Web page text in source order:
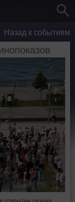
Назад к событиям